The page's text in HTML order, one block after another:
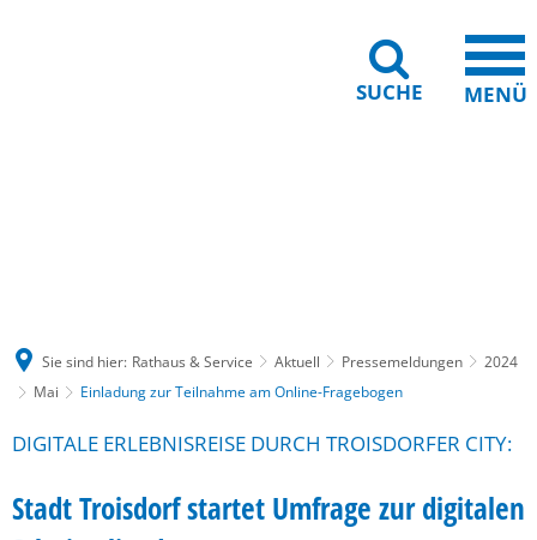
SUCHE MENÜ
Sie sind hier: Rathaus & Service Aktuell Pressemeldungen
2024
Mai
Einladung zur Teilnahme am Online-Fragebogen
DIGITALE ERLEBNISREISE DURCH TROISDORFER CITY:
Stadt Troisdorf startet Umfrage zur digitalen